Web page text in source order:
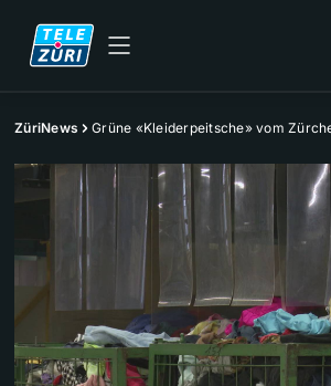
ZüriNews Grüne «Kleiderpeitsche» vom